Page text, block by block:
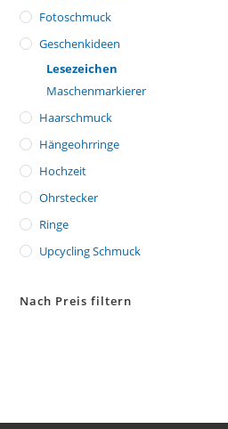
Fotoschmuck
Geschenkideen
Lesezeichen
Maschenmarkierer
Haarschmuck
Hängeohrringe
Hochzeit
Ohrstecker
Ringe
Upcycling Schmuck
Nach Preis filtern